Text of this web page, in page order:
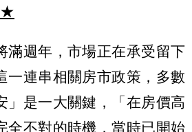
★
滿週年，市場正在承受留下
一連串相關房市政策，多數
」是一大關鍵，「在房價高
全不對的時機，當時已開始